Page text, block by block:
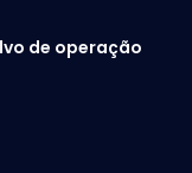
de operação